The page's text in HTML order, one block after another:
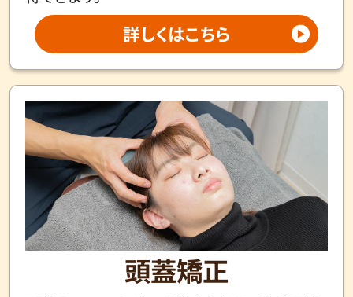
詳しくはこちら
頭蓋矯正